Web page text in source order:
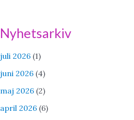
Nyhetsarkiv
juli 2026 (1)
juni 2026 (4)
maj 2026 (2)
april 2026 (6)